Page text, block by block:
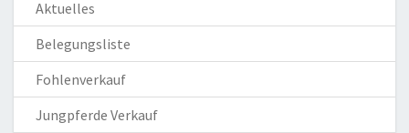
Aktuelles
Belegungsliste
Fohlenverkauf
Jungpferde Verkauf